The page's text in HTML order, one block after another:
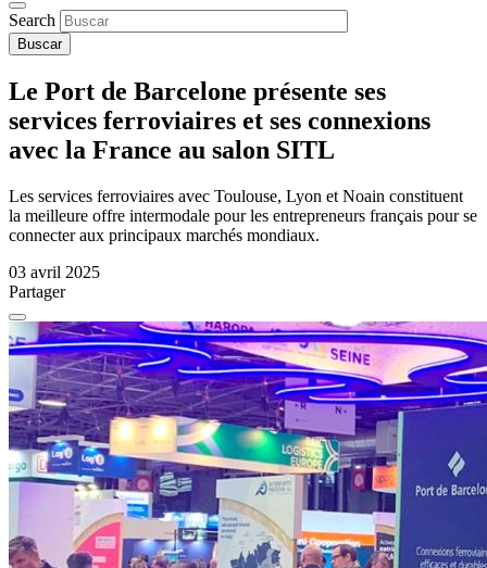
Search
Le Port de Barcelone présente ses
services ferroviaires et ses connexions
avec la France au salon SITL
Les services ferroviaires avec Toulouse, Lyon et Noain constituent
la meilleure offre intermodale pour les entrepreneurs français pour se
connecter aux principaux marchés mondiaux.
03 avril 2025
Partager